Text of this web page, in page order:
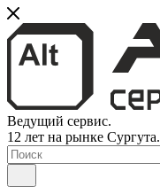
Ведущий сервис.
12 лет на рынке Сургута.